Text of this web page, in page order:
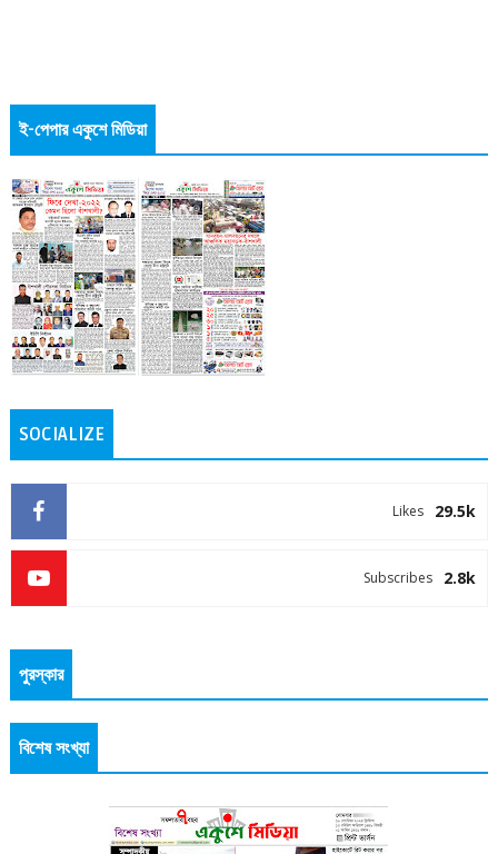
ই-পেপার একুশে মিডিয়া
SOCIALIZE
29.5k
Likes
2.8k
Subscribes
পুরস্কার
বিশেষ সংখ্যা